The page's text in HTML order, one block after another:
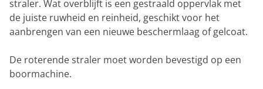
straler. Wat overblijft is een gestraald oppervlak met
de juiste ruwheid en reinheid, geschikt voor het
aanbrengen van een nieuwe beschermlaag of gelcoat.
De roterende straler moet worden bevestigd op een
boormachine.